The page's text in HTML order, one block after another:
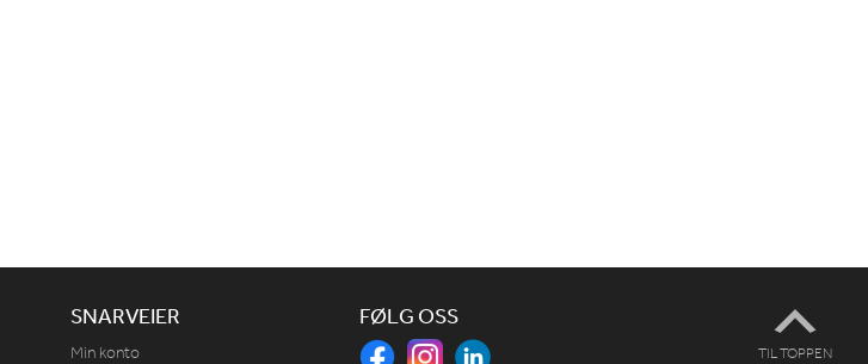
SNARVEIER
Min konto
FØLG OSS
TIL TOPPEN